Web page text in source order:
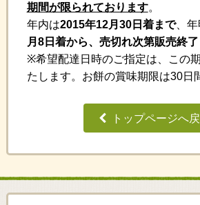
期間が限られております。
年内は2015年12月30日着まで、年
月8日着から、売切れ次第販売終了
※希望配達日時のご指定は、この
たします。お餅の賞味期限は30日
トップページへ